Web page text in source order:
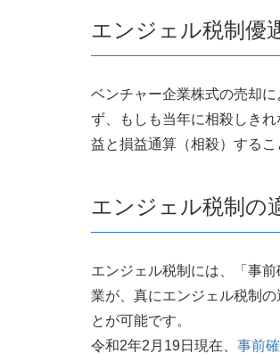
エンジェル税制優
ベンチャー企業株式の売却
ず、もしも当年に相殺しき
益と損益通算（相殺）するこ
エンジェル税制の
エンジェル税制には、「事
業が、真にエンジェル税制
とが可能です。
令和2年2月19日現在、 事前